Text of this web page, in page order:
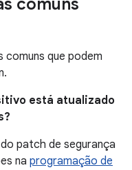
comuns
que podem
está atualizado
patch de segurança
na programação de